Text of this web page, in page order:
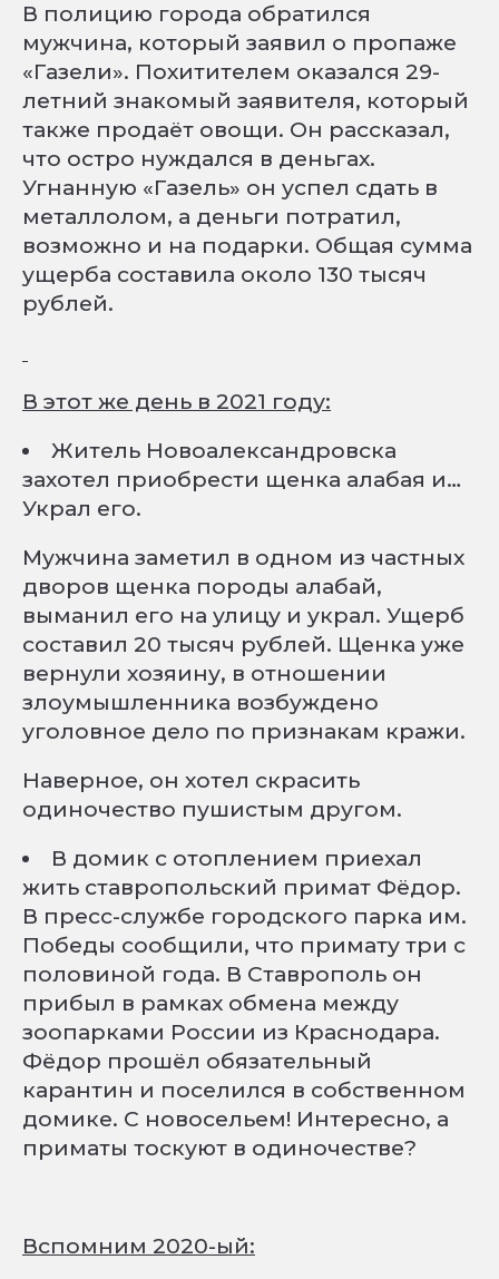
В полицию города обратился
мужчина, который заявил о пропаже
«Газели». Похитителем оказался 29-
летний знакомый заявителя, который
также продаёт овощи. Он рассказал,
что остро нуждался в деньгах.
Угнанную «Газель» он успел сдать в
металлолом, а деньги потратил,
возможно и на подарки. Общая сумма
ущерба составила около 130 тысяч
рублей.
В этот же день в 2021 году:
Житель Новоалександровска
захотел приобрести щенка алабая и…
Украл его.
Мужчина заметил в одном из частных
дворов щенка породы алабай,
выманил его на улицу и украл. Ущерб
составил 20 тысяч рублей. Щенка уже
вернули хозяину, в отношении
злоумышленника возбуждено
уголовное дело по признакам кражи.
Наверное, он хотел скрасить
одиночество пушистым другом.
В домик с отоплением приехал
жить ставропольский примат Фёдор.
В пресс-службе городского парка им.
Победы сообщили, что примату три с
половиной года. В Ставрополь он
прибыл в рамках обмена между
зоопарками России из Краснодара.
Фёдор прошёл обязательный
карантин и поселился в собственном
домике. С новосельем! Интересно, а
приматы тоскуют в одиночестве?
Вспомним 2020-ый: